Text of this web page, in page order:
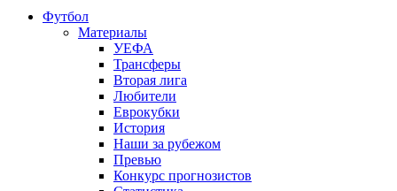
Футбол
Материалы
УЕФА
Трансферы
Вторая лига
Любители
Еврокубки
История
Наши за рубежом
Превью
Конкурс прогнозистов